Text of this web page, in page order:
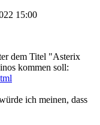
15:00
dem Titel "Asterix
kommen soll:
ich meinen, dass